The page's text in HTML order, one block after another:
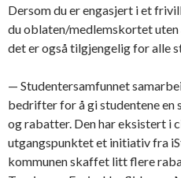
Dersom du er engasjert i et
du oblaten/medlemskortet
det er også tilgjengelig for alle
— Studentersamfunnet
bedrifter for å gi studentene en
og rabatter. Den har eksistert i
utgangspunktet et initiativ fra
kommunen skaffet litt flere